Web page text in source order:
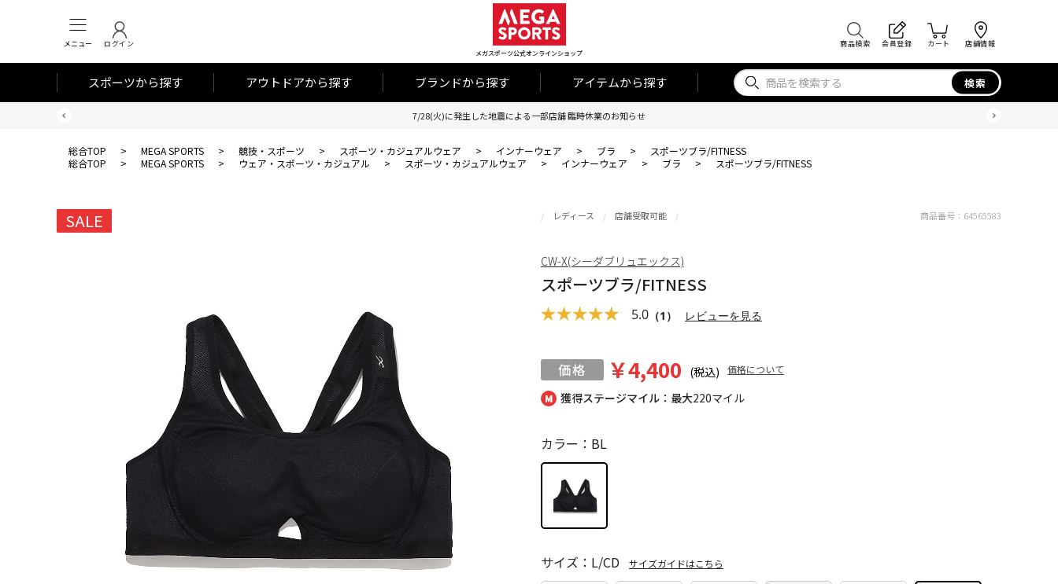
メニュー ログイン
メガスポーツ公式オンラインショップ
商品検索 会員登録 カート 店舗情報
スポーツから探す アウトドアから探す ブランドから探す アイテムから探す 検索
7/28(火)に発生した地震による一部店舗 臨時休業のお知らせ
総合TOP > MEGA SPORTS > 競技・スポーツ > スポーツ・カジュアルウェア > インナーウェア > ブラ >
スポーツブラ/FITNESS
総合TOP
> MEGA SPORTS > ウェア・スポーツ・カジュアル > スポーツ・カジュアルウェア > インナーウェア > ブラ > スポーツブラ/FITNESS
SALE
獲得ステージマイル：最大220マイル
レディース 店舗受取可能
スポーツブラ/FITNESS
5.0 （1） レビューを見る
￥4,400 (税込) 価格について
カラー：BL
サイズ：L/CD サイズガイドはこちら
商品番号： 64565583
CW-X(シーダブリュエックス)